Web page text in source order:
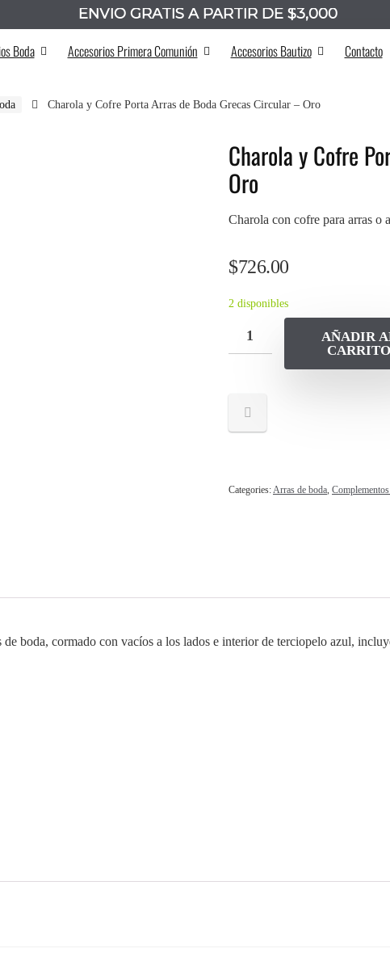
ENVÍO GRATIS A PARTIR DE $3,000
Boda Accesorios Primera Comunión Accesorios Bautizo Contacto
Charola y Cofre Porta Arras de Boda Grecas Circular – Oro
Charola y Cofre
Oro
Charola con cofre para arras o
$726.00
2 disponibles
AÑADIR
CARRITO
Categories:Arras de boda,
boda, cormado con vacíos a los lados e interior de terciopelo azul,